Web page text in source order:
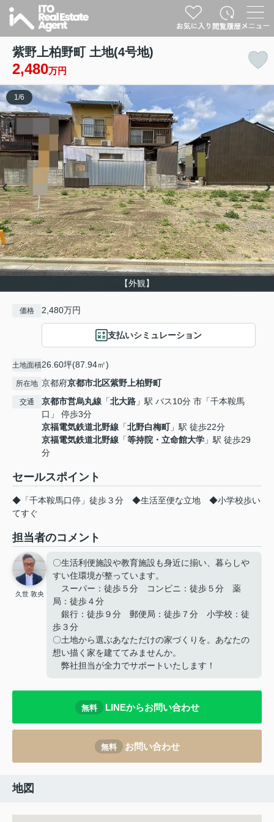
紫野上柏野町 土地(4号地)
2,480万円
【外観】
1 /6
価格 2,480万円
支払いシミュレーション
土地面積26.60坪(87.94㎡)
所在地 京都府京都市北区紫野上柏野町
交通 京都市営烏丸線 「北大路 」駅 バス10分 市「千本鞍馬
口」 停歩3分
京福電気鉄道北野線 「北野白梅町」駅 徒歩22分
京福電気鉄道北野線 「等持院・立命館大学 」駅 徒歩29
分
セールスポイント
◆「千本鞍馬口停」徒歩３分 ◆生活至便な立地 ◆小学校歩い
てすぐ
担当者のコメント
久世 敦央
〇生活利便施設や教育施設も身近に揃い、暮らしや
すい住環境が整っています。
スーパー：徒歩５分 コンビニ：徒歩５分 薬
局：徒歩４分
銀行：徒歩９分 郵便局：徒歩７分 小学校：徒
歩３分
〇土地から選ぶあなただけの家づくりを。あなたの
想い描く家を建ててみませんか。
弊社担当が全力でサポートいたします！
無料 LINEからお問い合わせ
無料 お問い合わせ
地図